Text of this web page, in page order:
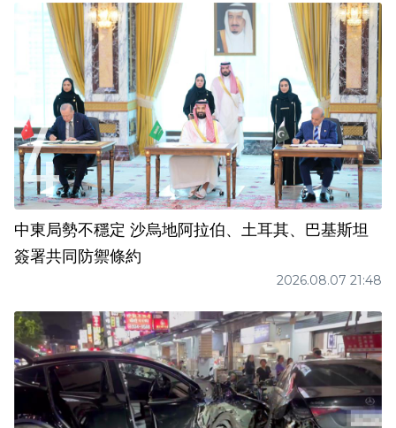
中東局勢不穩定 沙烏地阿拉伯、土耳其、巴基斯坦
簽署共同防禦條約
2026.08.07 21:48